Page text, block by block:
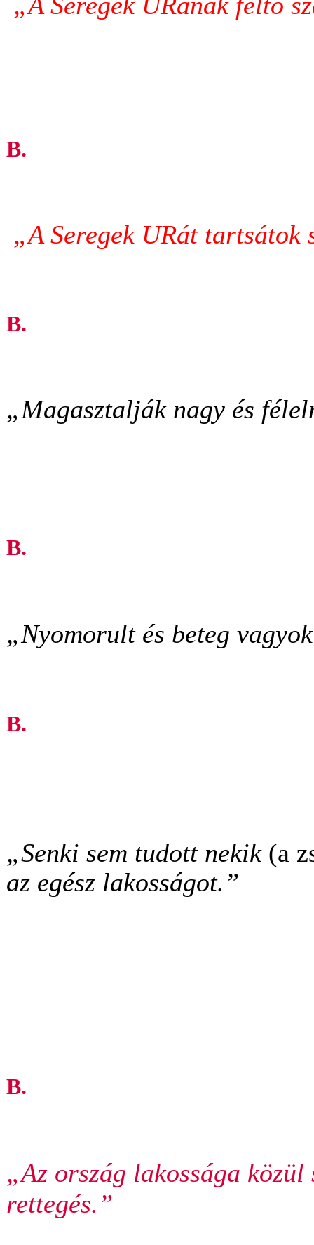
B.
„A Seregek URát
B.
„Magasztalják nagy és
B.
„Nyomorult és beteg
B.
„Senki sem tudott nekik (a
az egész lakosságot.”
B.
„Az ország lakossága
rettegés.”